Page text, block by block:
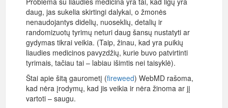
daug, jas sukelia skirtingi dalykai, o žmonės
nenaudojantys didelių, nuoseklių, detalių ir
randomizuotų tyrimų neturi daug šansų nustatyti ar
gydymas tikrai veikia. (Taip, žinau, kad yra puikių
liaudies medicinos pavyzdžių, kurie buvo patvirtinti
tyrimais, tačiau tai – labiau išimtis nei taisyklė).
Štai apie šitą gaurometį (fireweed) WebMD rašoma,
kad nėra įrodymų, kad jis veikia ir nėra žinoma ar jį
vartoti – saugu.